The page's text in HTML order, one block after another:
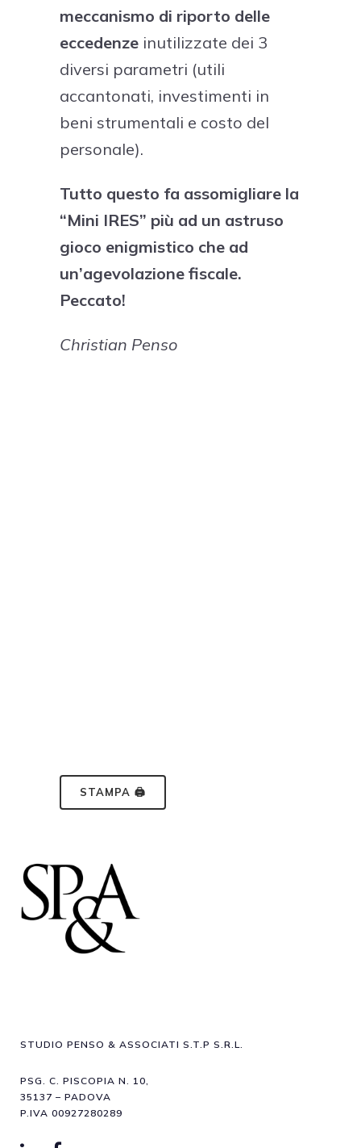
meccanismo di riporto delle
eccedenze inutilizzate dei 3
diversi parametri (utili
accantonati, investimenti in
beni strumentali e costo del
personale).
Tutto questo fa assomigliare la
“Mini IRES” più ad un astruso
gioco enigmistico che ad
un’agevolazione fiscale.
Peccato!
Christian Penso
STAMPA 🖨
STUDIO PENSO & ASSOCIATI S.T.P S.R.L.
PSG. C. PISCOPIA N. 10,
35137 – PADOVA
P.IVA 00927280289